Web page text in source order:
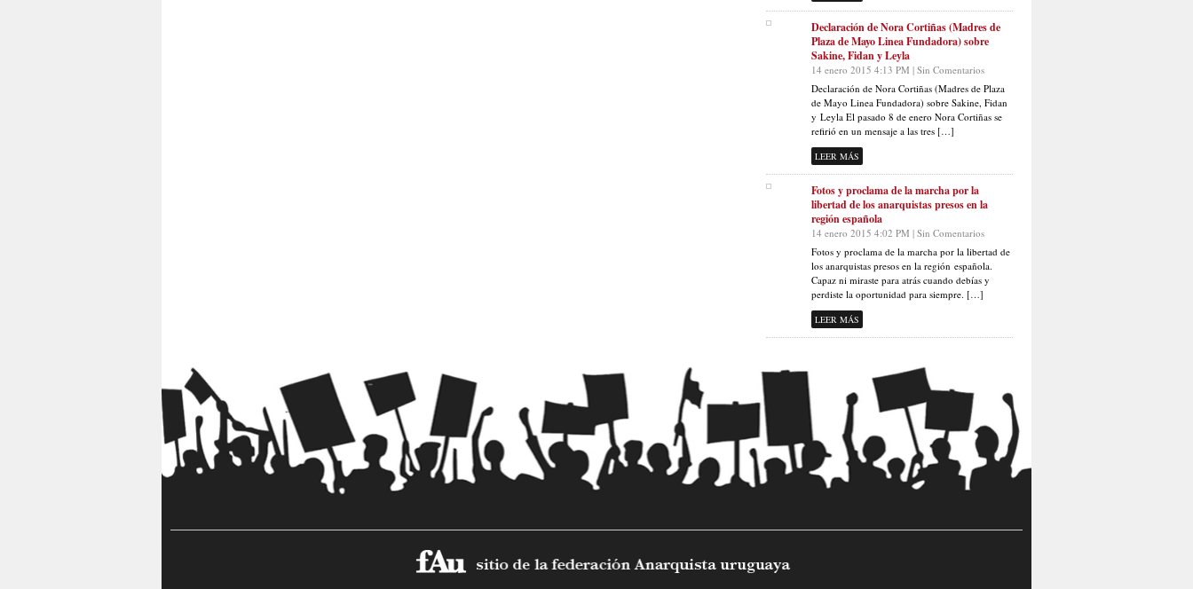
Declaración de Nora Cortiñas (Madres de
Plaza de Mayo Linea Fundadora) sobre
Sakine, Fidan y Leyla
14 enero 2015 4:13 PM | Sin Comentarios
Declaración de Nora Cortiñas (Madres de Plaza
de Mayo Linea Fundadora) sobre Sakine, Fidan
y Leyla El pasado 8 de enero Nora Cortiñas se
refirió en un mensaje a las tres […]
LEER MÁS
Fotos y proclama de la marcha por la
libertad de los anarquistas presos en la
región española
14 enero 2015 4:02 PM | Sin Comentarios
Fotos y proclama de la marcha por la libertad de
los anarquistas presos en la región española.
Capaz ni miraste para atrás cuando debías y
perdiste la oportunidad para siempre. […]
LEER MÁS